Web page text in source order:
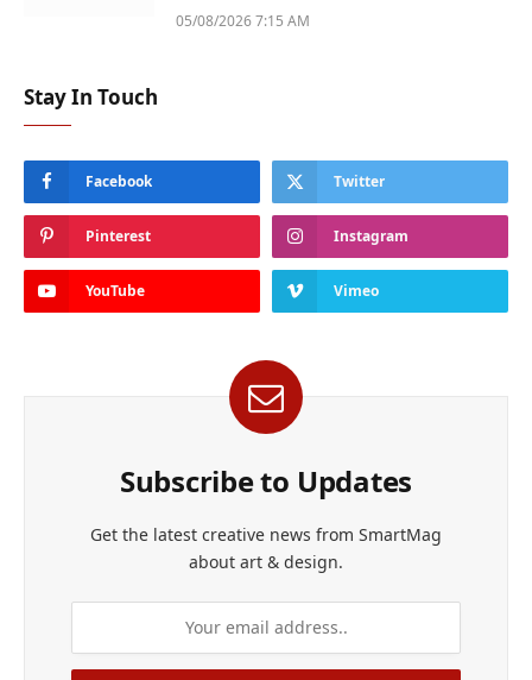
05/08/2026 7:15 AM
Stay In Touch
Facebook Twitter
Pinterest Instagram
YouTube Vimeo
Subscribe to Updates
Get the latest creative news from SmartMag
about art & design.